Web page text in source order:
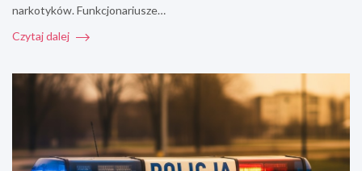
narkotyków. Funkcjonariusze…
Czytaj dalej